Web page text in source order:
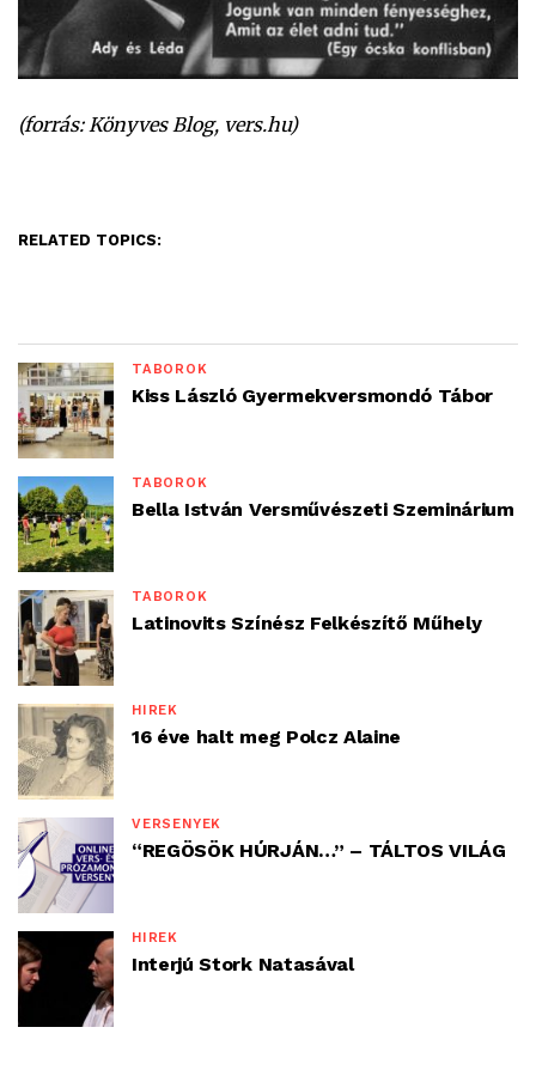
(forrás: Könyves Blog, vers.hu)
RELATED TOPICS:
TÁBOROK
Kiss László Gyermekversmondó Tábor
TÁBOROK
Bella István Versművészeti Szeminárium
TÁBOROK
Latinovits Színész Felkészítő Műhely
HÍREK
16 éve halt meg Polcz Alaine
VERSENYEK
“REGÖSÖK HÚRJÁN…” – TÁLTOS VILÁG
HÍREK
Interjú Stork Natasával